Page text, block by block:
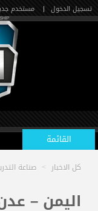
تسجيل الدخول | مستخدم
القائمة
الرئيسية
كل الاخبار > صناعة